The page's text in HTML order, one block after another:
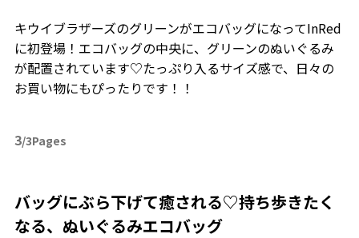
キウイブラザーズのグリーンがエコバッグになってInRed
に初登場！エコバッグの中央に、グリーンのぬいぐるみ
が配置されています♡たっぷり入るサイズ感で、日々の
お買い物にもぴったりです！！
3/3Pages
バッグにぶら下げて癒される♡持ち歩きたく
なる、ぬいぐるみエコバッグ